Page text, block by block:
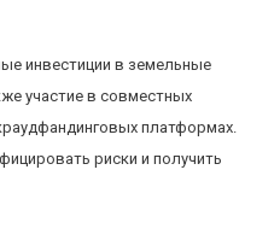
инвестиции в земельные
участие в совместных
платформах.
риски и получить